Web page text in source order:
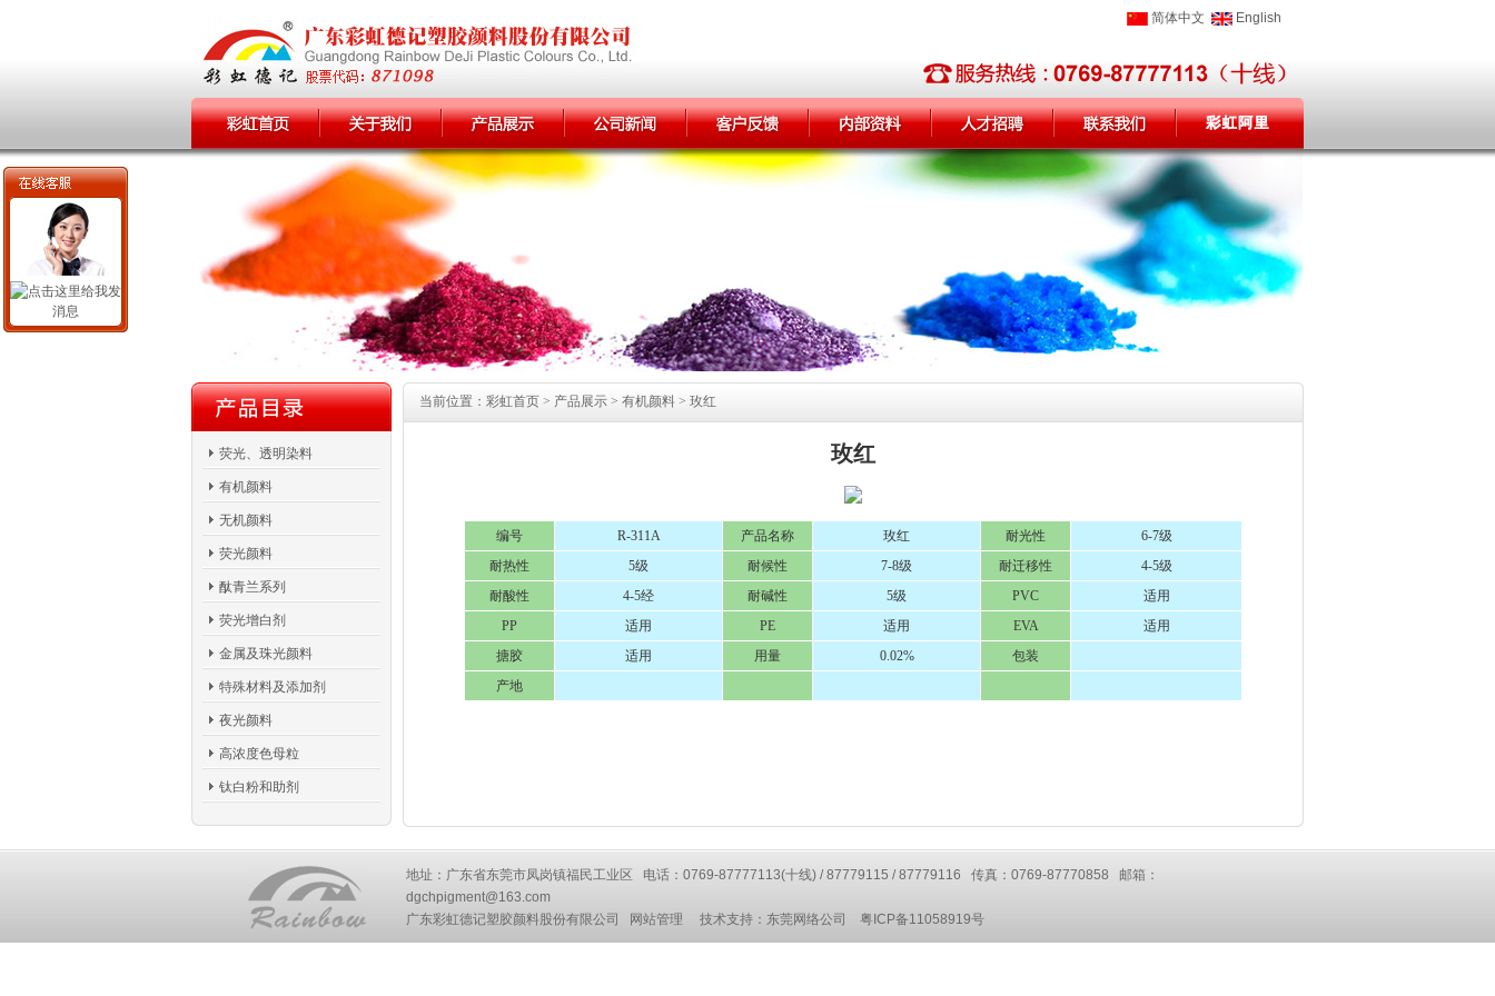
简体中文 English
荧光、透明染料
有机颜料
无机颜料
荧光颜料
酞青兰系列
荧光增白剂
金属及珠光颜料
特殊材料及添加剂
夜光颜料
高浓度色母粒
钛白粉和助剂
当前位置：彩虹首页 > 产品展示 > 有机颜料 > 玫红
玫红
编号 R-311A 产品名称 玫红 耐光性
6-7级
耐热性
5级 耐候性 7-8级 耐迁移性
4-5级
耐酸性
4-5经 耐碱性 5级 PVC
适用
PP
适用 PE 适用 EVA
适用
搪胶
适用 用量 0.02%
包装
产地
地址：广东省东莞市凤岗镇福民工业区 电话：0769-87777113(十线) / 87779115 / 87779116 传真：0769-87770858 邮箱：
dgchpigment@163.com
广东彩虹德记塑胶颜料股份有限公司
网站管理 技术支持： 东莞网络公司 粤ICP备11058919号